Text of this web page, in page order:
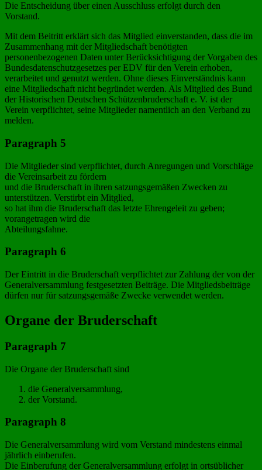
Die Entscheidung über einen Ausschluss erfolgt durch den
Vorstand.
Mit dem Beitritt erklärt sich das Mitglied einverstanden, dass die im
Zusammenhang mit der Mitgliedschaft benötigten
personenbezogenen Daten unter Berücksichtigung der Vorgaben des
Bundesdatenschutzgesetzes per EDV für den Verein erhoben,
verarbeitet und genutzt werden. Ohne dieses Einverständnis kann
eine Mitgliedschaft nicht begründet werden. Als Mitglied des Bund
der Historischen Deutschen Schützenbruderschaft e. V. ist der
Verein verpflichtet, seine Mitglieder namentlich an den Verband zu
melden.
Paragraph 5
Die Mitglieder sind verpflichtet, durch Anregungen und Vorschläge
die Vereinsarbeit zu fördern
und die Bruderschaft in ihren satzungsgemäßen Zwecken zu
unterstützen. Verstirbt ein Mitglied,
so hat ihm die Bruderschaft das letzte Ehrengeleit zu geben;
vorangetragen wird die
Abteilungsfahne.
Paragraph 6
Der Eintritt in die Bruderschaft verpflichtet zur Zahlung der von der
Generalversammlung festgesetzten Beiträge. Die Mitgliedsbeiträge
dürfen nur für satzungsgemäße Zwecke verwendet werden.
Organe der Bruderschaft
Paragraph 7
Die Organe der Bruderschaft sind
die Generalversammlung,
der Vorstand.
Paragraph 8
Die Generalversammlung wird vom Verstand mindestens einmal
jährlich einberufen.
Die Einberufung der Generalversammlung erfolgt in ortsüblicher